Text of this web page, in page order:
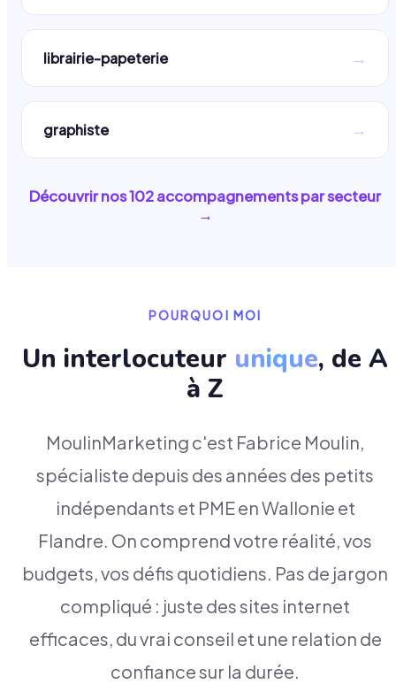
librairie-papeterie →
graphiste →
Découvrir nos102accompagnements par secteur
→
POURQUOI MOI
Un interlocuteur unique, de A
à Z
MoulinMarketing c'est Fabrice Moulin,
spécialiste depuis des années des petits
indépendants et PME en Wallonie et
Flandre. On comprend votre réalité, vos
budgets, vos défis quotidiens. Pas de jargon
compliqué : juste des sites internet
efficaces, du vrai conseil et une relation de
confiance sur la durée.